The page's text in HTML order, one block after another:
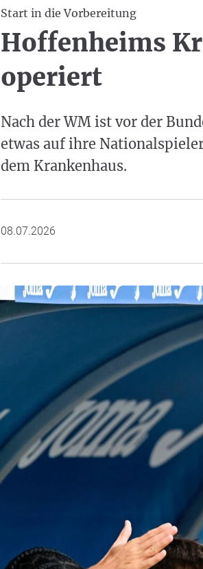
Start in die Vorbereitung
Hoffenheims
operiert
Nach der WM ist vor der
etwas auf ihre
dem Krankenhaus.
08.07.2026